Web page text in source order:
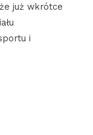
już wkrótce
i